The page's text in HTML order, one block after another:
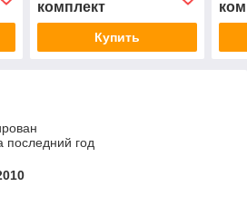
комплект
Купить
последний год